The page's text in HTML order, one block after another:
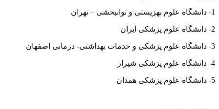
1- دانشگاه علوم بهزیستی و توانبخشی – تهران
2- دانشگاه علوم پزشکی ایران
3- دانشگاه علوم پزشکی و خدمات بهداشتی- درمانی اصفهان
4- دانشگاه علوم پزشکی شیراز
5- دانشگاه علوم پزشکی همدان